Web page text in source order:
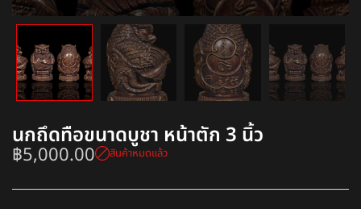
นกถึดทือขนาดบูชา หน้าตัก 3 นิ้ว
฿5,000.00 สินค้าหมดแล้ว